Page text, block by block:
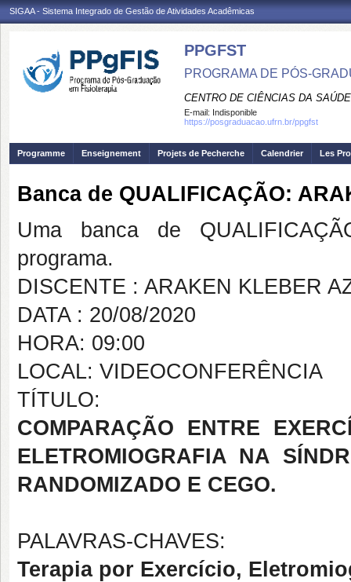
SIGAA - Sistema Integrado de Gestão de Atividades Acadêmicas
PPGFST
PROGRAMA DE PÓS-
CENTRO DE CIÊNCIAS DA SAÚDE
E-mail: Indisponible
https://posgraduacao.ufrn.br/ppgfst
Programme Enseignement Projets de Pecherche Calendrier Les
Banca de QUALIFICAÇÃO:
Uma banca de
programa.
DISCENTE : ARAKEN KLEBER
DATA : 20/08/2020
HORA: 09:00
LOCAL: VIDEOCONFERÊNCIA
TÍTULO:
COMPARAÇÃO ENTRE
ELETROMIOGRAFIA NA
RANDOMIZADO E CEGO.
PALAVRAS-CHAVES:
Terapia por Exercício,